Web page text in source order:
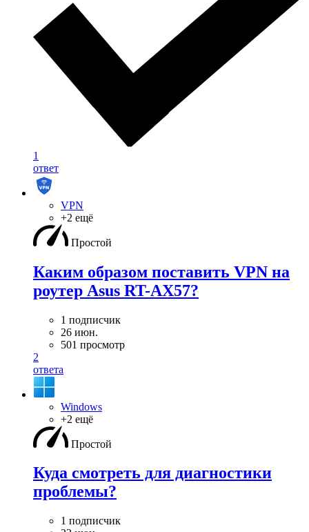
1
ответ
VPN
+2 ещё
Простой
Каким образом поставить VPN на
роутер Asus RT-AX57?
1 подписчик
26 июн.
501 просмотр
2
ответа
Windows
+2 ещё
Простой
Куда смотреть для диагностики
проблемы?
1 подписчик